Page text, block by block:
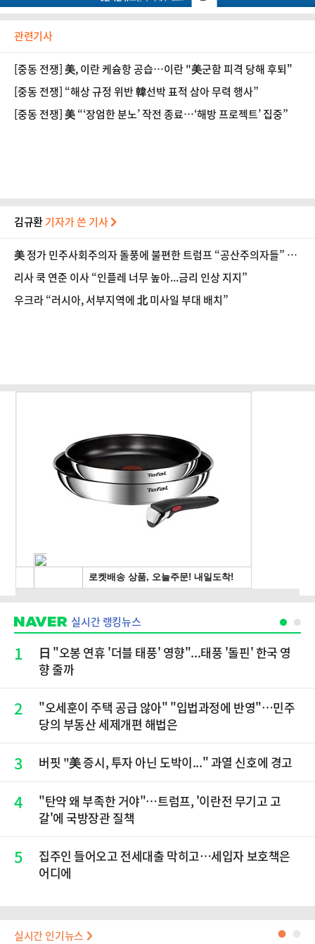
관련기사
[중동 전쟁] 美, 이란 케슘항 공습…이란 "美군함 피격 당해 후퇴"
[중동 전쟁] “해상 규정 위반 韓선박 표적 삼아 무력 행사”
[중동 전쟁] 美 “‘장엄한 분노’ 작전 종료…‘해방 프로젝트’ 집중”
김규환기자가 쓴 기사
美 정가 민주사회주의자 돌풍에 불편한 트럼프 “공산주의자들” 맹
공
리사 쿡 연준 이사 “인플레 너무 높아...금리 인상 지지”
우크라 “러시아, 서부지역에 北 미사일 부대 배치”
실시간 랭킹뉴스
1
日 "오봉 연휴 '더블 태풍' 영향"...태풍 '돌핀' 한국 영
향 줄까
2
"오세훈이 주택 공급 않아" "입법과정에 반영"…민주
당의 부동산 세제개편 해법은
3 버핏 "美 증시, 투자 아닌 도박이..." 과열 신호에 경고
4
"탄약 왜 부족한 거야"…트럼프, '이란전 무기고 고
갈'에 국방장관 질책
5
집주인 들어오고 전세대출 막히고…세입자 보호책은
어디에
실시간 인기뉴스 ●